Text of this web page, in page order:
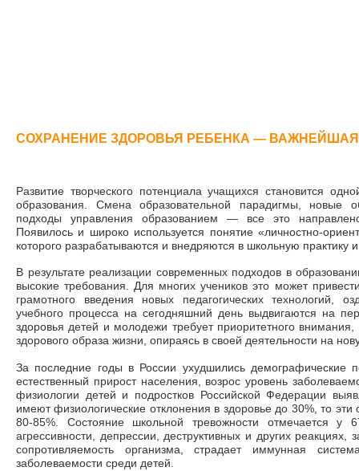
СОХРАНЕНИЕ ЗДОРОВЬЯ РЕБЕНКА —
Развитие творческого потенциала учащихся становится
образования. Смена образовательной парадигмы, новые
подходы управления образованием — все это
Появилось и широко используется понятие «личностно-
которого разрабатываются и внедряются в школьную практику
В результате реализации современных подходов в
высокие требования. Для многих учеников это может
грамотного введения новых педагогических технологий,
учебного процесса на сегодняшний день выдвигаются на
здоровья детей и молодежи требует приоритетного
здорового образа жизни, опираясь в своей деятельности на
За последние годы в России ухудшились демографические
естественный прирост населения, возрос уровень
физиологии детей и подростков Российской Федерации
имеют физиологические отклонения в здоровье до 30%, то эти
80-85%. Состояние школьной тревожности отмечается у
агрессивности, депрессии, деструктивных и других реакциях,
сопротивляемость организма, страдает иммунная
заболеваемости среди детей.